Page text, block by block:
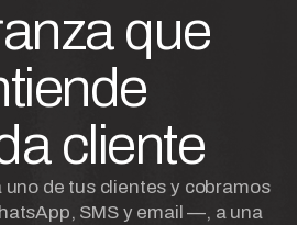
que
cliente
uno de tus clientes y cobramos
SMS y email —, a una